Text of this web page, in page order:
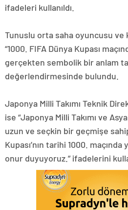
ifadeleri kullanıldı.
Tunuslu orta saha oyuncusu ve
“1000. FIFA Dünya Kupası
gerçekten sembolik bir anlam
değerlendirmesinde bulundu.
​​​​​​​Japonya Milli Takımı Teknik
ise “Japonya Milli Takımı ve
uzun ve seçkin bir geçmişe
Kupası’nın tarihi 1000.
onur duyuyoruz.” ifadelerini